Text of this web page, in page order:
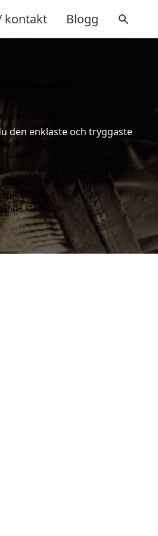
kontakt Blogg
den enklaste och tryggaste
en smed i
till med?
kostar en
med att välja
en smed i
städer till